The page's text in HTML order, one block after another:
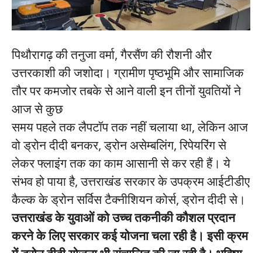
पिथौरागढ़ की तनुजा वर्मा, गैरसैंण की रौशनी और
उत्तरकाशी की जशोदा। ग्रामीण पृष्ठभूमि और सामाजिक
तौर पर कमजोर तबके से आने वाली इन तीनों युवतियों ने
आज से कुछ
समय पहले तक लैपटॉप तक नहीं चलाया था, लेकिन आज
वो ड्रोन दीदी बनकर, ड्रोन असेम्बलिंग, रिपेयरिंग से
लेकर फ्लाइंग तक का काम आसानी से कर रही हैं। ये
संभव हो पाया है, उत्तराखंड सरकार के उपक्रम आईटीडीए
कैल्क के ड्रोन सर्विस टैक्नीशियन कोर्स, ड्रोन दीदी से।
उत्तराखंड के युवाओं को उच्च तकनीकी कौशल प्रदान
करने के लिए सरकार कई योजना चला रही है। इसी क्रम